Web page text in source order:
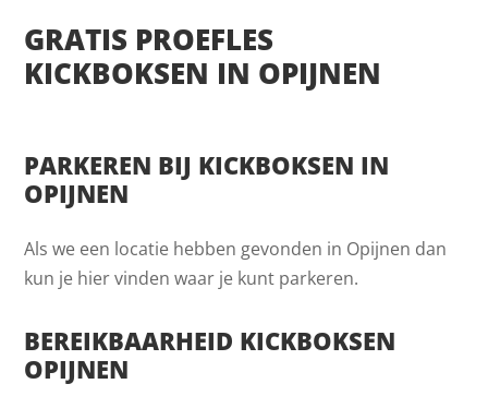
GRATIS PROEFLES
KICKBOKSEN IN OPIJNEN
PARKEREN BIJ KICKBOKSEN IN
OPIJNEN
Als we een locatie hebben gevonden in Opijnen dan
kun je hier vinden waar je kunt parkeren.
BEREIKBAARHEID KICKBOKSEN
OPIJNEN